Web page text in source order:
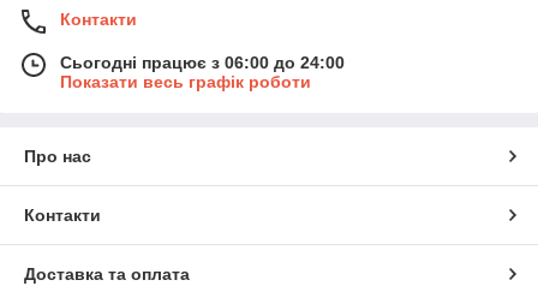
Контакти
Сьогодні працює з 06:00 до 24:00
Показати весь графік роботи
Про нас
Контакти
Доставка та оплата